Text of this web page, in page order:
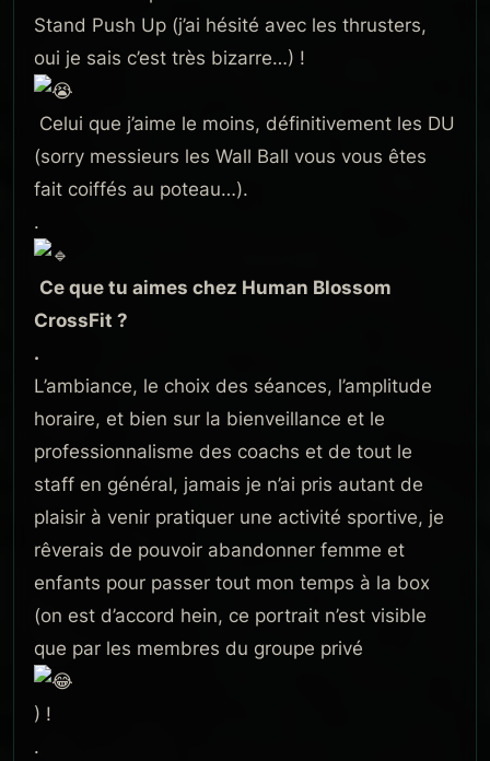
Stand Push Up (j’ai hésité avec les thrusters,
oui je sais c’est très bizarre…) !
Celui que j’aime le moins, définitivement les DU
(sorry messieurs les Wall Ball vous vous êtes
fait coiffés au poteau…).
.
Ce que tu aimes chez Human Blossom
CrossFit ?
.
L’ambiance, le choix des séances, l’amplitude
horaire, et bien sur la bienveillance et le
professionnalisme des coachs et de tout le
staff en général, jamais je n’ai pris autant de
plaisir à venir pratiquer une activité sportive, je
rêverais de pouvoir abandonner femme et
enfants pour passer tout mon temps à la box
(on est d’accord hein, ce portrait n’est visible
que par les membres du groupe privé
) !
.